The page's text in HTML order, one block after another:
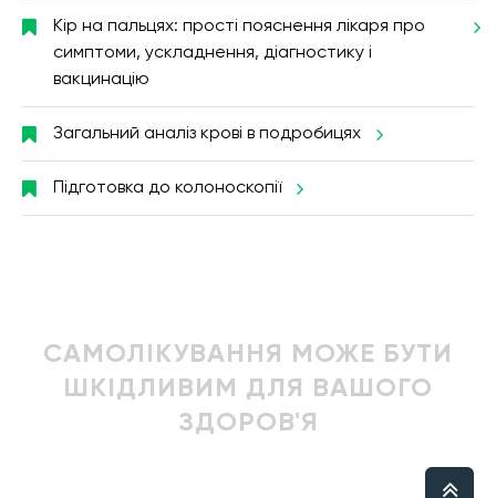
Кір на пальцях: прості пояснення лікаря про
симптоми, ускладнення, діагностику і
вакцинацію
Загальний аналіз крові в подробицях
Підготовка до колоноскопії
САМОЛІКУВАННЯ МОЖЕ БУТИ
ШКІДЛИВИМ ДЛЯ ВАШОГО
ЗДОРОВ'Я